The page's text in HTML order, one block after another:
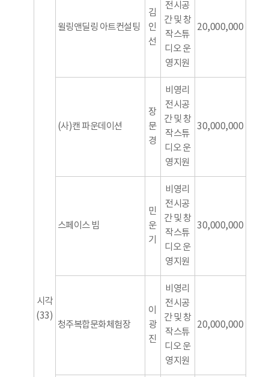
시각
(33)
윌링앤딜링 아트컨설팅
김
인
선
전시공
간 및 창
작스튜
디오 운
영지원
20,000,000
(사)캔 파운데이션
장
문
경
비영리
전시공
간 및 창
작스튜
디오 운
영지원
30,000,000
스페이스 빔
민
운
기
비영리
전시공
간 및 창
작스튜
디오 운
영지원
30,000,000
청주복합문화체험장
이
광
진
비영리
전시공
간 및 창
작스튜
디오 운
영지원
20,000,000